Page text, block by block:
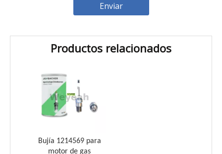
Introducción a los cojinetes de biela Weyeah
Enviar
Productos relacionados
Bujía 1214569 para
motor de gas